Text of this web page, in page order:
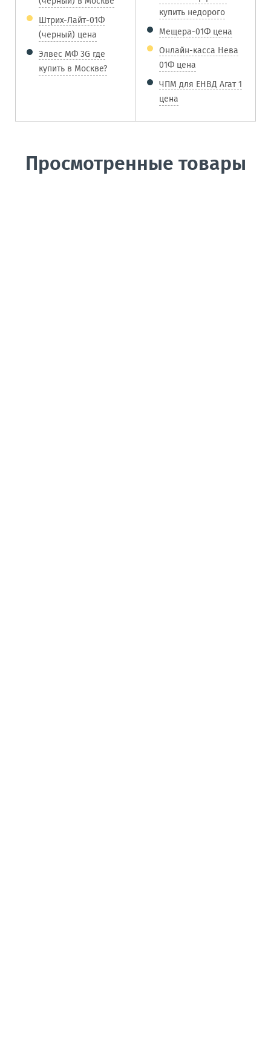
Штрих-Лайт-01Ф
(черный) цена
Элвес МФ 3G где
купить в Москве?
купить недорого
Мещера-01Ф цена
Онлайн-касса Нева
01Ф цена
ЧПМ для ЕНВД Агат 1
цена
Просмотренные товары